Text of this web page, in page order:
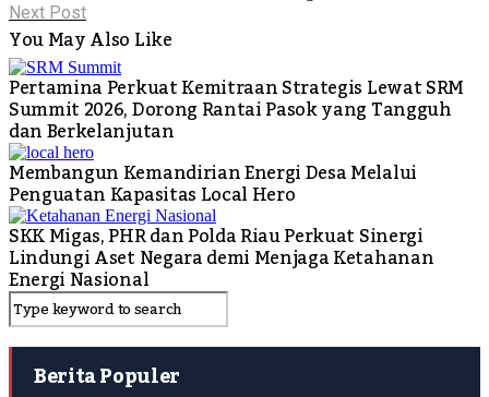
Next Post
You May Also Like
Pertamina Perkuat Kemitraan Strategis Lewat SRM
Summit 2026, Dorong Rantai Pasok yang Tangguh
dan Berkelanjutan
Membangun Kemandirian Energi Desa Melalui
Penguatan Kapasitas Local Hero
SKK Migas, PHR dan Polda Riau Perkuat Sinergi
Lindungi Aset Negara demi Menjaga Ketahanan
Energi Nasional
Berita Populer